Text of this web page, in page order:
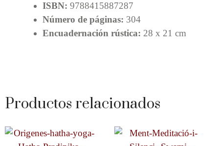
ISBN: 9788415887287
Número de páginas: 304
Encuadernación rústica: 28 x 21 cm
Productos relacionados